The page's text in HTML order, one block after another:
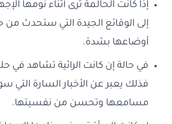
إذا كانت الحالمة ترى أثناء نومها
إلى الوقائع الجيدة التي ستحدث
أوضاعها بشدة.
في حالة إن كانت الرائية تشاهد في
فذلك يعبر عن الأخبار السارة
مسامعها وتحسن من نفسيتها.